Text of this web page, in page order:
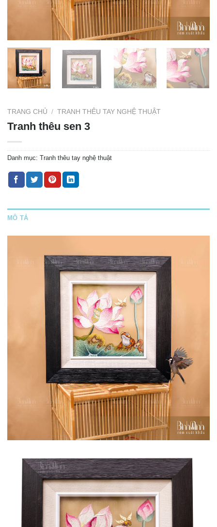
TRANG CHỦ / TRANH THÊU TAY NGHỆ THUẬT
Tranh thêu sen 3
Danh mục: Tranh thêu tay nghệ thuật
MÔ TẢ